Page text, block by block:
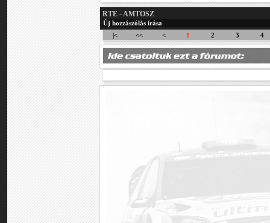
RTE - AMTOSZ
Új hozzászólás írása
|<
<< < 1 2 3 4